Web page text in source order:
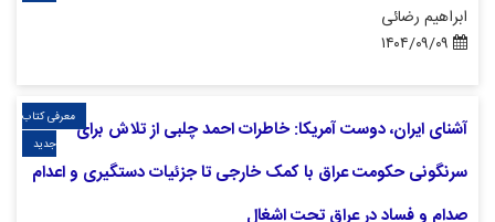
ابراهیم رضائی
آشنای ایران، دوست آمریکا: خاطرات احمد چلبی از تلاش برای
سرنگونی حکومت عراق با کمک خارجی تا جزئیات دستگیری و اعدام
صدام و فساد در عراق تحت اشغال
معرفی کتاب
جدید